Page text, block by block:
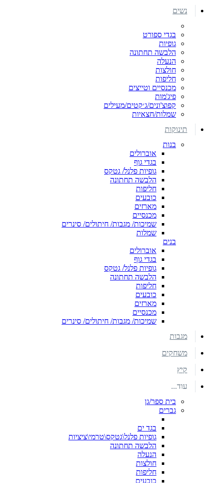
נשים
בגדי ספורט
גופיות
הלבשה תחתונה
הנעלה
חולצות
חליפות
מכנסיים וטייצים
פיג'מות
קפוצ'ונים/ג׳קטים/מעילים
שמלות/חצאיות
תינוקות
בנות
אוברולים
בגדי גוף
גופיות פלנל/ גטקס
הלבשה תחתונה
חליפות
כובעים
מארזים
מכנסיים
שמיכות/ מגבות/ חיתולים/ סינרים
שמלות
בנים
אוברולים
בגדי גוף
גופיות פלנל/ גטקס
הלבשה תחתונה
חליפות
כובעים
מארזים
מכנסיים
שמיכות/ מגבות/ חיתולים/ סינרים
מגבות
משחקים
קיץ
עוד...
בית ספר/גן
גברים
בגד ים
גופיות פלנל\גטקס\טרמי\ציציות
הלבשה תחתונה
הנעלה
חולצות
חליפות
כובעים